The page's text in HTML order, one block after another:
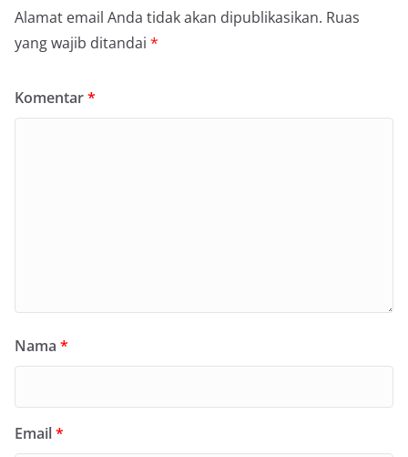
Alamat email Anda tidak akan dipublikasikan. Ruas
yang wajib ditandai *
Komentar*
Nama *
Email*